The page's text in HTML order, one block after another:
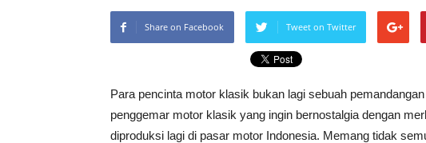
Share on Facebook Tweet on Twitter
Para pencinta motor klasik bukan lagi sebuah
penggemar motor klasik yang ingin bernostalgia dengan
diproduksi lagi di pasar motor Indonesia. Memang tidak